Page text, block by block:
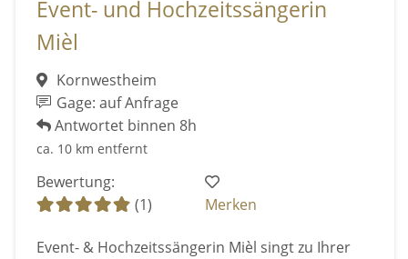
Event- und Hochzeitssängerin
Mièl
Kornwestheim
Gage: auf Anfrage
Antwortet binnen 8h
ca. 10 km entfernt
Bewertung:
(1)
Merken
Event- & Hochzeitssängerin Mièl singt zu Ihrer